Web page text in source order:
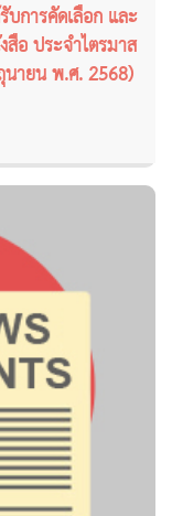
การคัดเลือก และ
อ ประจำไตรมาส
ายน พ.ศ. 2568)